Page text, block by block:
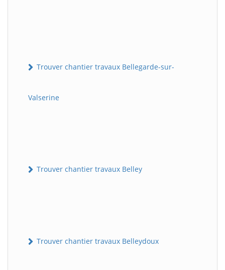
Trouver chantier travaux Bellegarde-sur-
Valserine
Trouver chantier travaux Belley
Trouver chantier travaux Belleydoux